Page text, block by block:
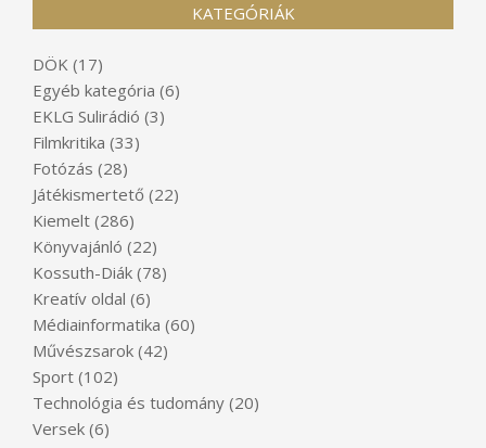
KATEGÓRIÁK
DÖK (17)
Egyéb kategória (6)
EKLG Sulirádió (3)
Filmkritika (33)
Fotózás (28)
Játékismertető (22)
Kiemelt (286)
Könyvajánló (22)
Kossuth-Diák (78)
Kreatív oldal (6)
Médiainformatika (60)
Művészsarok (42)
Sport (102)
Technológia és tudomány (20)
Versek (6)